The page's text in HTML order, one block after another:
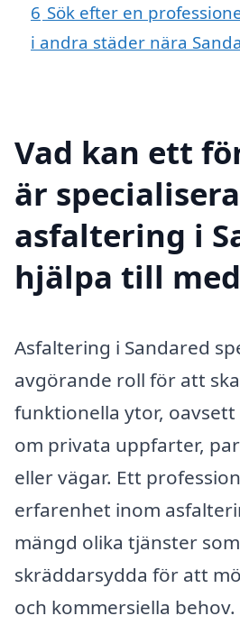
6 Sök efter en
i andra städer nära
Vad kan ett
är
asfaltering i
hjälpa till
Asfaltering i Sandared
avgörande roll för att
funktionella ytor,
om privata uppfarter,
eller vägar. Ett
erfarenhet inom
mängd olika tjänster
skräddarsydda för att
och kommersiella